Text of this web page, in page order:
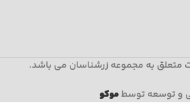
متعلق به مجموعه زرشناسان می باشد.
و توسعه توسطموکو